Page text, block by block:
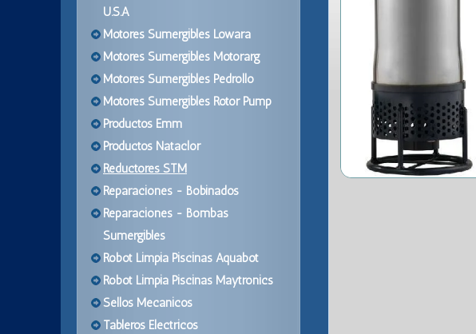
U.S.A
Motores Sumergibles Lowara
Motores Sumergibles Motorarg
Motores Sumergibles Pedrollo
Motores Sumergibles Rotor Pump
Productos Emm
Productos Nataclor
Reductores STM
Reparaciones - Bobinados
Reparaciones - Bombas
Sumergibles
Robot Limpia Piscinas Aquabot
Robot Limpia Piscinas Maytronics
Sellos Mecanicos
Tableros Electricos